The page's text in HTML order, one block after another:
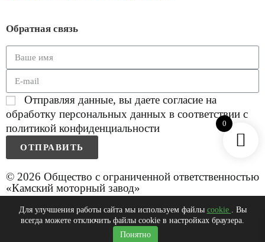
Обратная связь
Отправляя данные, вы даете согласие на
обработку персональных данных в соответствии с
политикой конфиденциальности
ОТПРАВИТЬ
© 2026 Общество с ограниченной ответственностью
«Камский моторный завод»
0
0
Для улучшения работы сайта мы используем файлы cookie . Вы
всегда можете отключить файлы cookie в настройках браузера.
Понятно